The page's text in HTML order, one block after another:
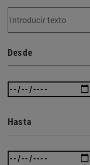
Desde
Hasta